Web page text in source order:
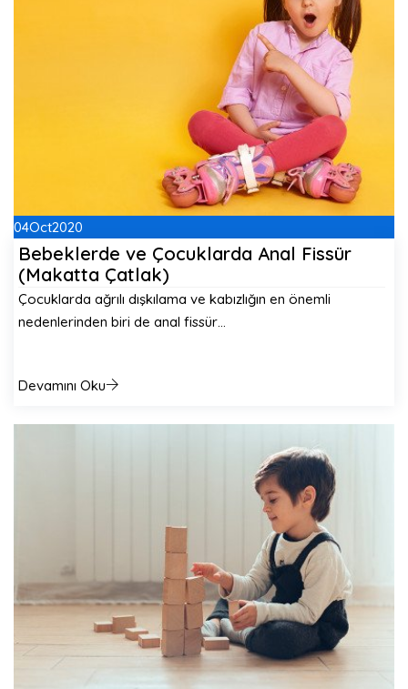
04Oct2020
Bebeklerde ve Çocuklarda Anal Fissür
(Makatta Çatlak)
Çocuklarda ağrılı dışkılama ve kabızlığın en önemli
nedenlerinden biri de anal fissür…
Devamını Oku